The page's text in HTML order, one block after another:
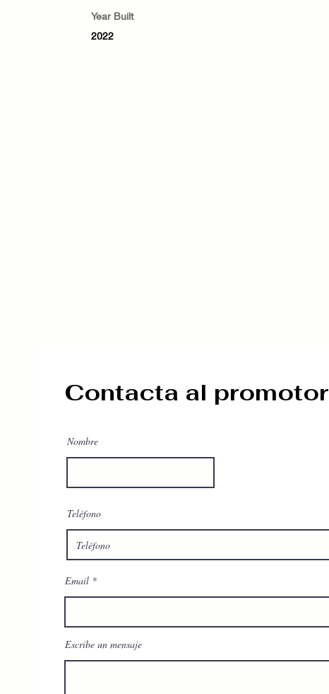
Year Built
2022
Contacta al promotor
Nombre
Teléfono
Email
Escribe un mensaje